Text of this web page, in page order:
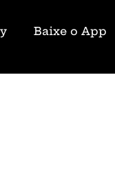
Baixe o App